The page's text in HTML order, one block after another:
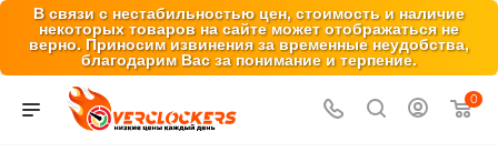
В связи с нестабильностью цен, стоимость и наличие
некоторых товаров на сайте может отображаться не
верно. Приносим извинения за временные неудобства,
благодарим Вас за понимание и терпение.
0